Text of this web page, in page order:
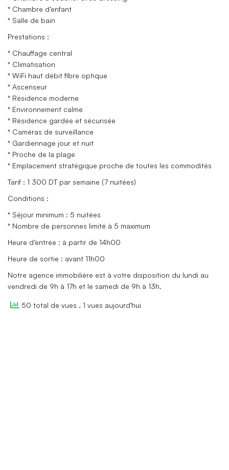
* Chambre d’enfant
* Salle de bain
Prestations :
* Chauffage central
* Climatisation
* WiFi haut débit fibre optique
* Ascenseur
* Résidence moderne
* Environnement calme
* Résidence gardée et sécurisée
* Caméras de surveillance
* Gardiennage jour et nuit
* Proche de la plage
* Emplacement stratégique proche de toutes les commodités
Tarif : 1 300 DT par semaine (7 nuitées)
Conditions :
* Séjour minimum : 5 nuitées
* Nombre de personnes limité à 5 maximum
Heure d’entrée : à partir de 14h00
Heure de sortie : avant 11h00
Notre agence immobilière est à votre disposition du lundi au
vendredi de 9h à 17h et le samedi de 9h à 13h.
50 total de vues , 1 vues aujourd'hui